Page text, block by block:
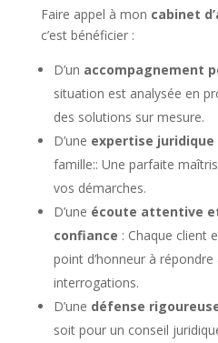
Faire appel à mon cabinet
c’est bénéficier :
D’un accompagnement
situation est analysée en
des solutions sur mesure.
D’une expertise
famille:: Une parfaite
vos démarches.
D’une écoute attentive
confiance : Chaque client
point d’honneur à
interrogations.
D’une défense
soit pour un conseil